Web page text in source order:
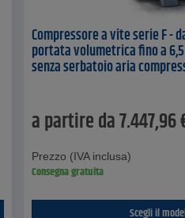
Compressore a vite serie F -
portata volumetrica fino a
senza serbatoio aria
a partire da7.447,96
Prezzo (IVA inclusa)
Consegna gratuita
Scegli il